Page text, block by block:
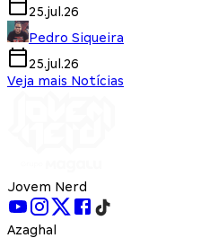
25.jul.26
Pedro Siqueira
25.jul.26
Veja mais Notícias
Jovem Nerd
Azaghal